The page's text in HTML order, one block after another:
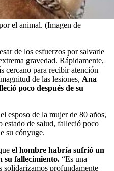
el animal. (Imagen de
de los esfuerzos por salvarle
gravedad. Rápidamente,
cercano para recibir atención
de las lesiones, Ana
poco después de su
esposo de la mujer de 80 años,
estado de salud, falleció poco
su cónyuge.
el hombre habría sufrió un
su fallecimiento. “Es una
profundamente